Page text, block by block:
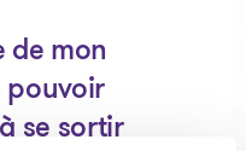
de mon
pouvoir
se sortir